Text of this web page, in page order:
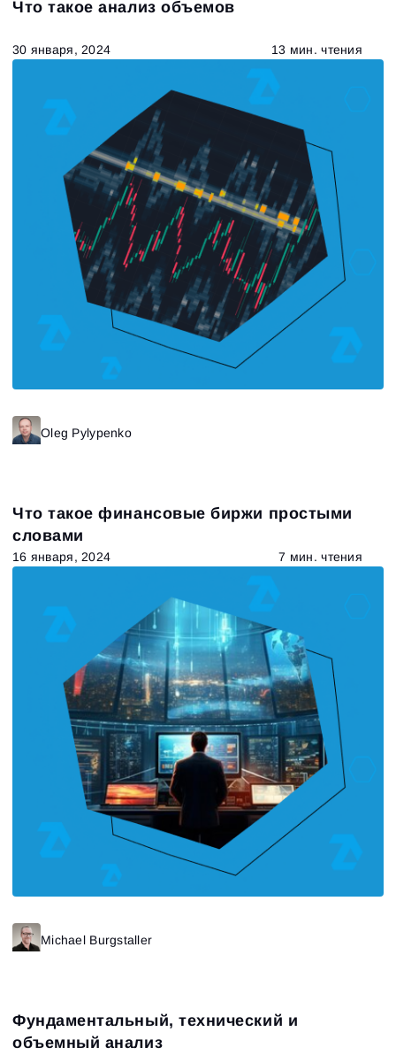
673 Results found
Apply filters
Что такое анализ объемов
30 января, 2024 13 мин. чтения
Oleg Pylypenko
Что такое финансовые биржи простыми
словами
16 января, 2024 7 мин. чтения
Michael Burgstaller
Фундаментальный, технический и
объемный анализ